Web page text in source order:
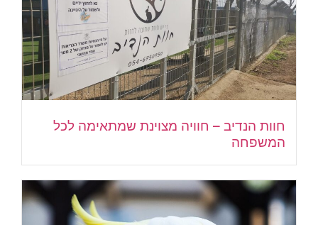
חוות הנדיב – חוויה מצוינת שמתאימה לכל
המשפחה